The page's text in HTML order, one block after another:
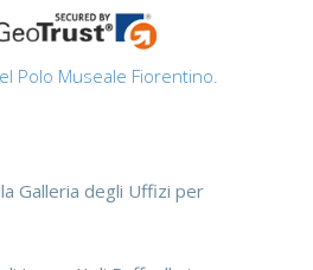
Polo Museale Fiorentino.
Galleria degli Uffizi per